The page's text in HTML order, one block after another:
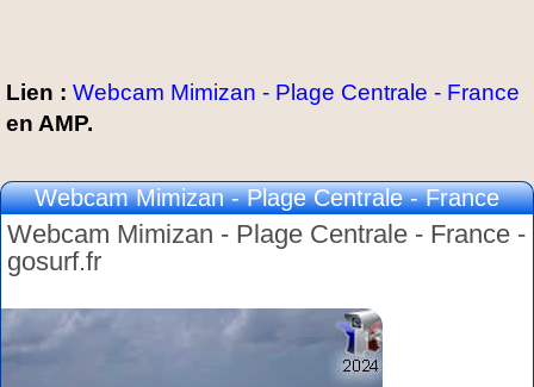
Lien : Webcam Mimizan - Plage Centrale - France
en AMP.
Webcam Mimizan - Plage Centrale - France
Webcam Mimizan - Plage Centrale - France -
gosurf.fr